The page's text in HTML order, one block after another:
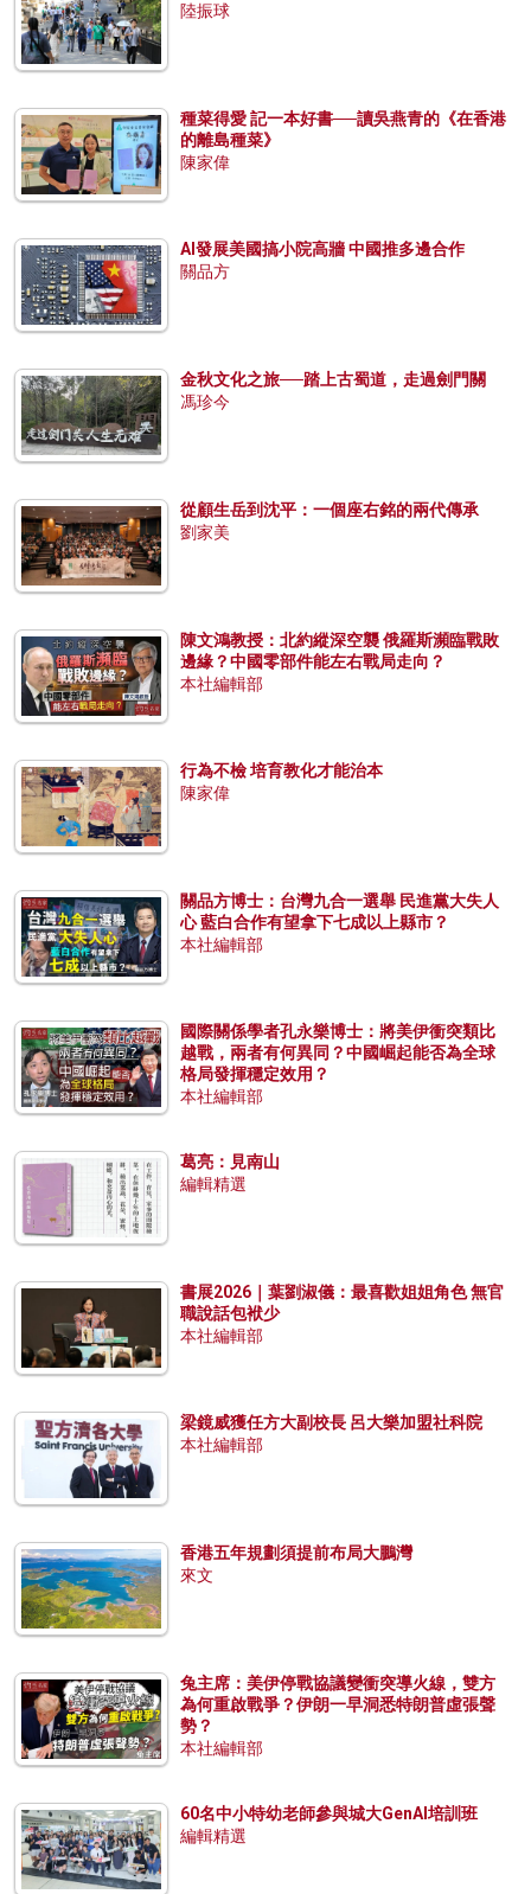
陸振球
種菜得愛 記一本好書──讀吳燕青的《在香港
的離島種菜》
陳家偉
AI發展美國搞小院高牆 中國推多邊合作
關品方
金秋文化之旅──踏上古蜀道，走過劍門關
馮珍今
從顧生岳到沈平：一個座右銘的兩代傳承
劉家美
陳文鴻教授：北約縱深空襲 俄羅斯瀕臨戰敗
邊緣？中國零部件能左右戰局走向？
本社編輯部
行為不檢 培育教化才能治本
陳家偉
關品方博士：台灣九合一選舉 民進黨大失人
心 藍白合作有望拿下七成以上縣市？
本社編輯部
國際關係學者孔永樂博士：將美伊衝突類比
越戰，兩者有何異同？中國崛起能否為全球
格局發揮穩定效用？
本社編輯部
葛亮：見南山
編輯精選
書展2026｜葉劉淑儀：最喜歡姐姐角色 無官
職說話包袱少
本社編輯部
梁鏡威獲任方大副校長 呂大樂加盟社科院
本社編輯部
香港五年規劃須提前布局大鵬灣
來文
兔主席：美伊停戰協議變衝突導火線，雙方
為何重啟戰爭？伊朗一早洞悉特朗普虛張聲
勢？
本社編輯部
60名中小特幼老師參與城大GenAI培訓班
編輯精選